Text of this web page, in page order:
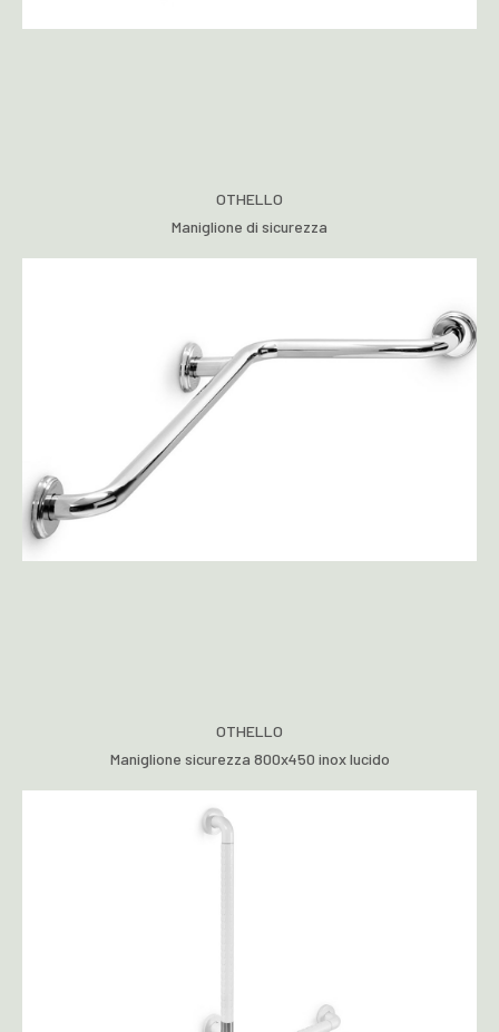
OTHELLO
Maniglione di sicurezza
OTHELLO
Maniglione sicurezza 800x450 inox lucido